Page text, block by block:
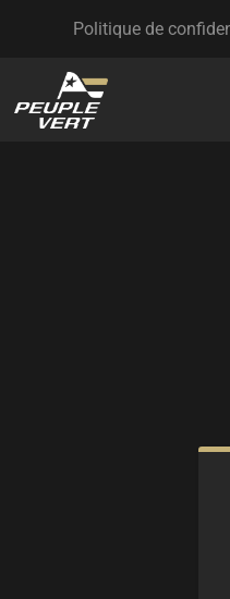
Politique de